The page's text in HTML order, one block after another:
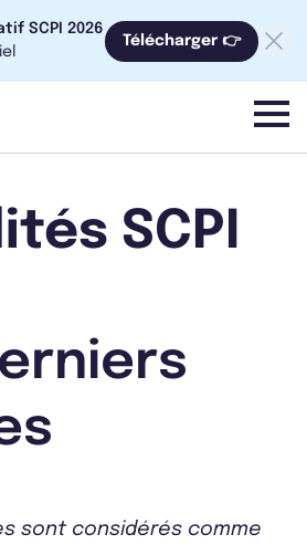
SCPI 2026
Télécharger 👉
menu
SCPI
sont considérés comme